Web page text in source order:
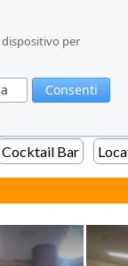
per
Consenti
per
Consenti
Cocktail Bar